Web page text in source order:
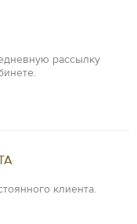
рассылку
клиента.